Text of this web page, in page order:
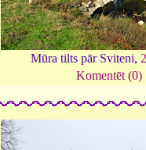
Mūra tilts pār Sviteni,
Komentēt (0)